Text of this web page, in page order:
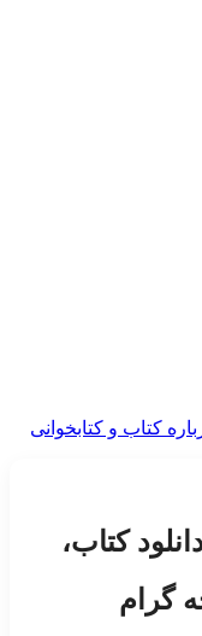
کتاب و کتابخوانی
کتاب،
گرام